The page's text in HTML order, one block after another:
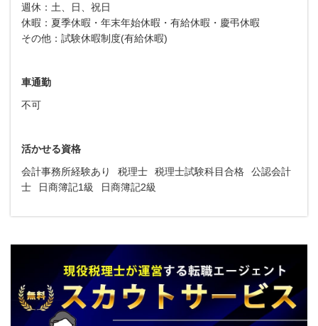
週休：土、日、祝日
休暇：夏季休暇・年末年始休暇・有給休暇・慶弔休暇
その他：試験休暇制度(有給休暇)
車通勤
不可
活かせる資格
会計事務所経験あり
税理士 税理士試験科目合格
公認会計
士
日商簿記1級 日商簿記2級